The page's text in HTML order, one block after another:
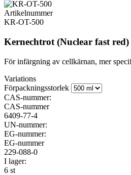
Artikelnummer
KR-OT-500
Kernechtrot (Nuclear fast red)
För infärgning av cellkärnan, mer
Variations
Förpackningsstorlek
CAS-nummer:
CAS-nummer
6409-77-4
UN-nummer:
EG-nummer:
EG-nummer
229-088-0
I lager:
6 st